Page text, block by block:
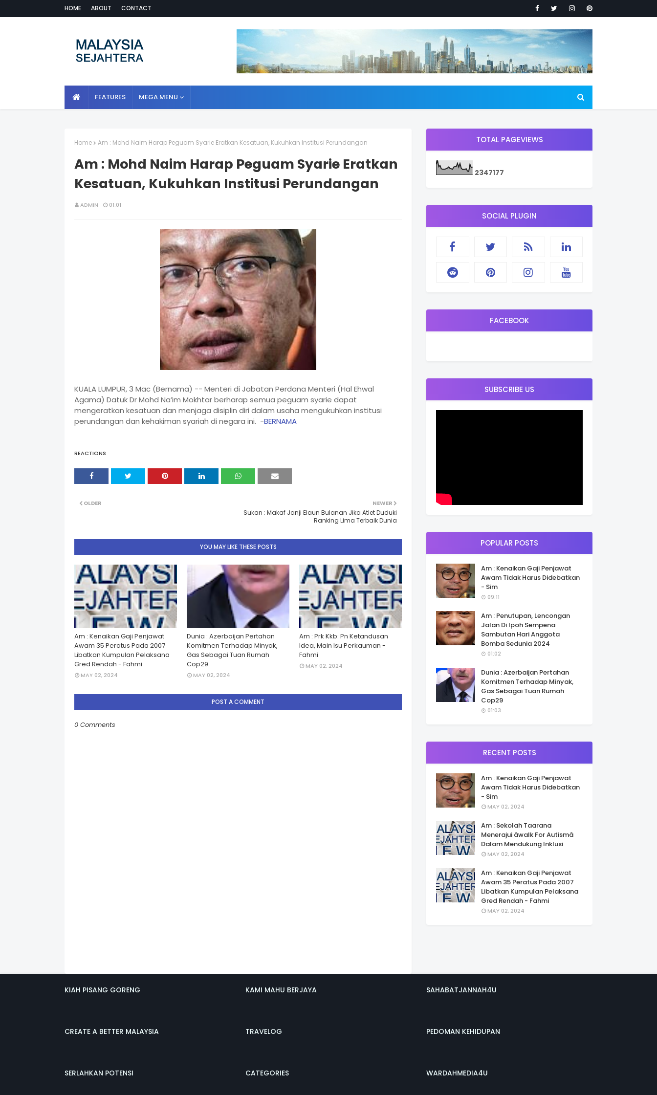
HOME ABOUT CONTACT
FEATURES MEGA MENU
Home Am : Mohd Naim Harap Peguam Syarie Eratkan Kesatuan, Kukuhkan Institusi Perundangan
Am : Mohd Naim Harap Peguam Syarie Eratkan
Kesatuan, Kukuhkan Institusi Perundangan
ADMIN 01:01
KUALA LUMPUR, 3 Mac (Bernama) -- Menteri di Jabatan Perdana Menteri (Hal Ehwal
Agama) Datuk Dr Mohd Na’im Mokhtar berharap semua peguam syarie dapat
mengeratkan kesatuan dan menjaga disiplin diri dalam usaha mengukuhkan institusi
perundangan dan kehakiman syariah di negara ini. -BERNAMA
REACTIONS
NEWER
Sukan : Makaf Janji Elaun Bulanan Jika Atlet Duduki
Ranking Lima Terbaik Dunia
OLDER
YOU MAY LIKE THESE POSTS
Am : Kenaikan Gaji Penjawat
Awam 35 Peratus Pada 2007
Libatkan Kumpulan Pelaksana
Gred Rendah - Fahmi
MAY 02, 2024
Dunia : Azerbaijan Pertahan
Komitmen Terhadap Minyak,
Gas Sebagai Tuan Rumah
Cop29
MAY 02, 2024
Am : Prk Kkb: Pn Ketandusan
Idea, Main Isu Perkauman -
Fahmi
MAY 02, 2024
POST A COMMENT
0 Comments
TOTAL PAGEVIEWS
2347177
SOCIAL PLUGIN
FACEBOOK
SUBSCRIBE US
POPULAR POSTS
Am : Kenaikan Gaji Penjawat
Awam Tidak Harus Didebatkan
- Sim
09:11
Am : Penutupan, Lencongan
Jalan Di Ipoh Sempena
Sambutan Hari Anggota
Bomba Sedunia 2024
01:02
Dunia : Azerbaijan Pertahan
Komitmen Terhadap Minyak,
Gas Sebagai Tuan Rumah
Cop29
01:03
RECENT POSTS
Am : Kenaikan Gaji Penjawat
Awam Tidak Harus Didebatkan
- Sim
MAY 02, 2024
Am : Sekolah Taarana
Menerajui âwalk For Autismâ
Dalam Mendukung Inklusi
MAY 02, 2024
Am : Kenaikan Gaji Penjawat
Awam 35 Peratus Pada 2007
Libatkan Kumpulan Pelaksana
Gred Rendah - Fahmi
MAY 02, 2024
KIAH PISANG GORENG
CREATE A BETTER MALAYSIA
SERLAHKAN POTENSI
KAMI MAHU BERJAYA
TRAVELOG
CATEGORIES
SAHABATJANNAH4U
PEDOMAN KEHIDUPAN
WARDAHMEDIA4U